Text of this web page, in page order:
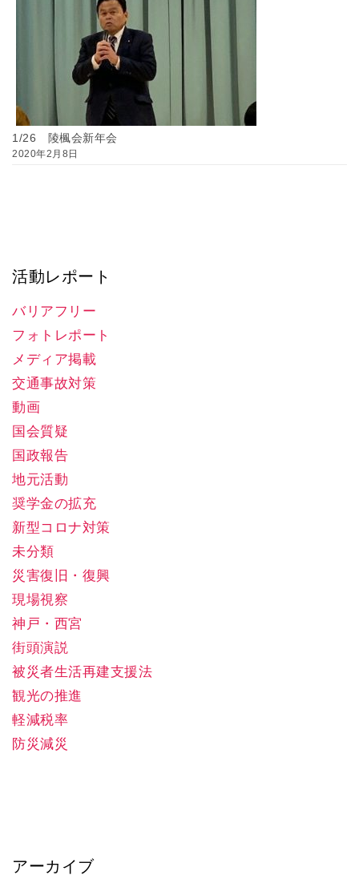
1/26 陵楓会新年会
2020年2月8日
活動レポート
バリアフリー
フォトレポート
メディア掲載
交通事故対策
動画
国会質疑
国政報告
地元活動
奨学金の拡充
新型コロナ対策
未分類
災害復旧・復興
現場視察
神戸・西宮
街頭演説
被災者生活再建支援法
観光の推進
軽減税率
防災減災
アーカイブ